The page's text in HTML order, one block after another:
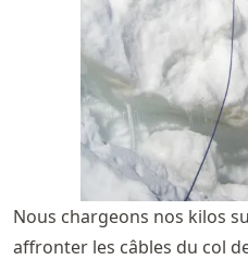
Nous chargeons nos kilos
affronter les câbles du col